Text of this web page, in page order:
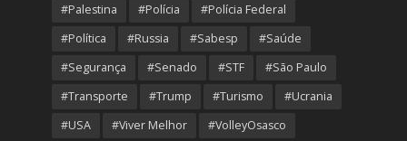
#Palestina
#Polícia
#Polícia Federal
#Política
#Russia #Sabesp
#Saúde
#Segurança
#Senado #STF
#São Paulo
#Transporte
#Trump #Turismo
#Ucrania
#USA
#Viver Melhor #VolleyOsasco